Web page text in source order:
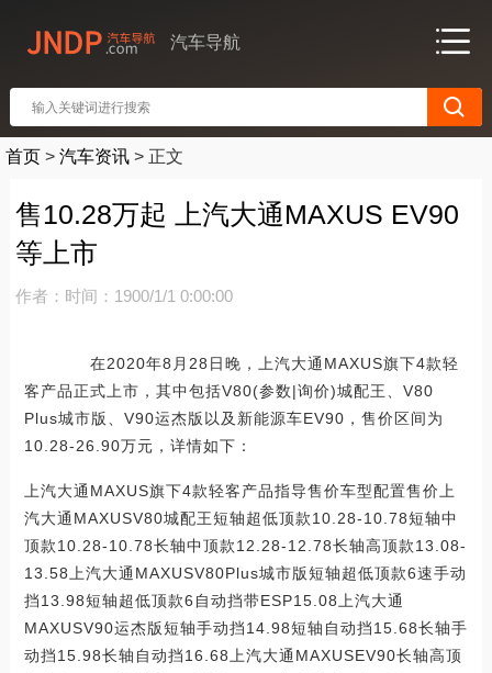
汽车导航
首页 > 汽车资讯 > 正文
售10.28万起 上汽大通MAXUS EV90
等上市
作者： 时间：1900/1/1 0:00:00
在2020年8月28日晚，上汽大通MAXUS旗下4款轻
客产品正式上市，其中包括V80(参数|询价)城配王、V80
Plus城市版、V90运杰版以及新能源车EV90，售价区间为
10.28-26.90万元，详情如下：
上汽大通MAXUS旗下4款轻客产品指导售价车型配置售价上
汽大通MAXUSV80城配王短轴超低顶款10.28-10.78短轴中
顶款10.28-10.78长轴中顶款12.28-12.78长轴高顶款13.08-
13.58上汽大通MAXUSV80Plus城市版短轴超低顶款6速手动
挡13.98短轴超低顶款6自动挡带ESP15.08上汽大通
MAXUSV90运杰版短轴手动挡14.98短轴自动挡15.68长轴手
动挡15.98长轴自动挡16.68上汽大通MAXUSEV90长轴高顶